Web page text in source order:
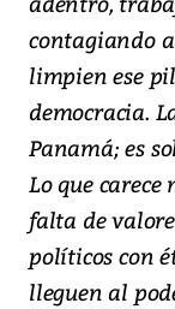
contagiando
limpien ese
democracia.
Panamá; es
Lo que
falta de
políticos con
lleguen al